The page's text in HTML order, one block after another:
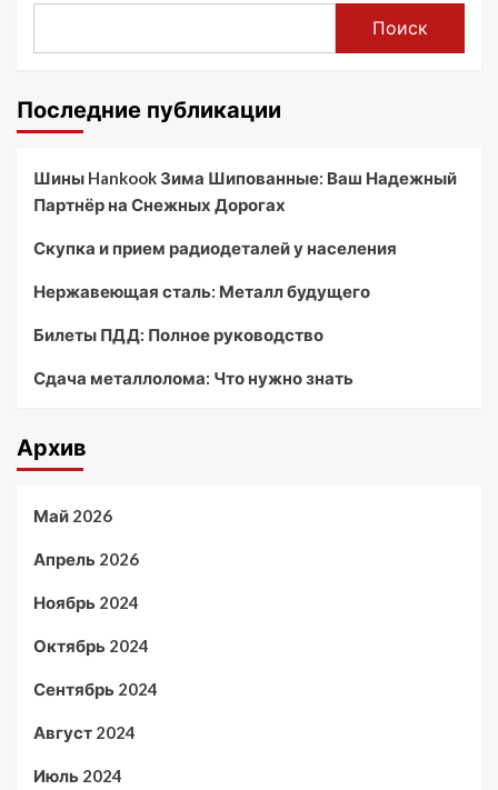
Поиск
Последние публикации
Шины Hankook Зима Шипованные: Ваш Надежный
Партнёр на Снежных Дорогах
Скупка и прием радиодеталей у населения
Нержавеющая сталь: Металл будущего
Билеты ПДД: Полное руководство
Сдача металлолома: Что нужно знать
Архив
Май 2026
Апрель 2026
Ноябрь 2024
Октябрь 2024
Сентябрь 2024
Август 2024
Июль 2024